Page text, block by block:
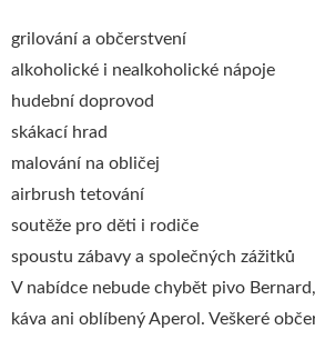
grilování a občerstvení
alkoholické i nealkoholické nápoje
hudební doprovod
skákací hrad
malování na obličej
airbrush tetování
soutěže pro děti i rodiče
spoustu zábavy a společných zážitků
V nabídce nebude chybět pivo
káva ani oblíbený Aperol. Veškeré